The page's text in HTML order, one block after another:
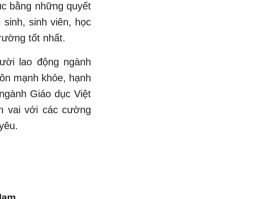
bằng những quyết
sinh viên, học
tốt nhất.
lao động ngành
mạnh khỏe, hạnh
Giáo dục Việt
vai với các cường